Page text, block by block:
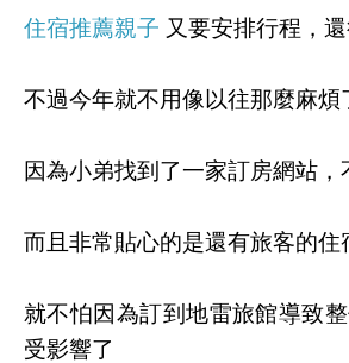
住宿推薦親子 又要安排行程，
不過今年就不用像以往那麼麻煩
因為小弟找到了一家訂房網站，
而且非常貼心的是還有旅客的住
就不怕因為訂到地雷旅館導致
受影響了